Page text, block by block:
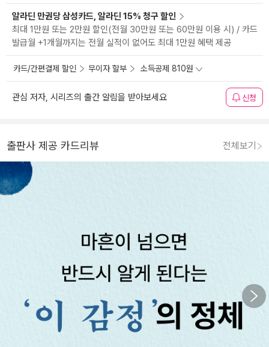
알라딘 만권당 삼성카드, 알라딘 15% 청구 할인
최대 1만원 또는 2만원 할인(전월 30만원 또는 60만원 이용 시) / 카드
발급월 +1개월까지는 전월 실적이 없어도 최대 1만원 혜택 제공
카드/간편결제 할인 무이자 할부 소득공제 810원
관심 저자, 시리즈의 출간 알림을 받아보세요 신청
출판사 제공 카드리뷰 전체보기